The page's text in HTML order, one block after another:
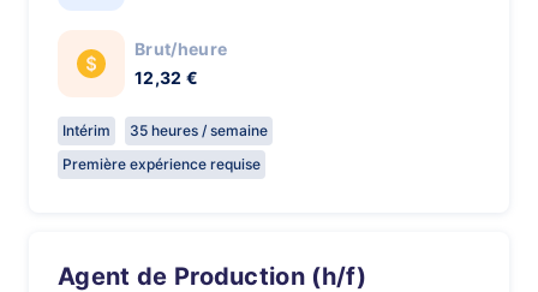
Brut/heure
12,32 €
Intérim
35 heures / semaine
Première expérience requise
Agent de Production (h/f)